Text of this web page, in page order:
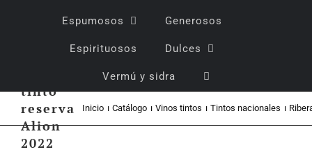
Espumosos Generosos
Espirituosos Dulces
Vermú y sidra
tinto
reserva
Alion
2022
Inicio Catálogo Vinos tintos Tintos nacionales